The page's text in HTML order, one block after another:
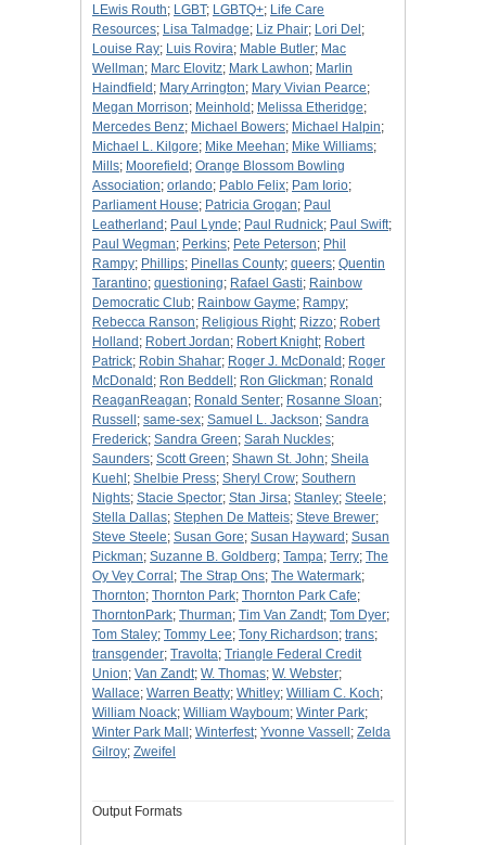
LEwis Routh; LGBT; LGBTQ+; Life Care
Resources; Lisa Talmadge; Liz Phair; Lori Del ;
Louise Ray; Luis Rovira; Mable Butler; Mac
Wellman; Marc Elovitz; Mark Lawhon; Marlin
Haindfield ; Mary Arrington; Mary Vivian Pearce;
Megan Morrison; Meinhold ; Melissa Etheridge;
Mercedes Benz; Michael Bowers; Michael Halpin;
Michael L. Kilgore; Mike Meehan; Mike Williams;
Mills; Moorefield ; Orange Blossom Bowling
Association; orlando; Pablo Felix; Pam Iorio;
Parliament House; Patricia Grogan; Paul
Leatherland ; Paul Lynde; Paul Rudnick; Paul Swift;
Paul Wegman; Perkins; Pete Peterson; Phil
Rampy; Phillips; Pinellas County; queers; Quentin
Tarantino; questioning; Rafael Gasti; Rainbow
Democratic Club; Rainbow Gayme; Rampy;
Rebecca Ranson; Religious Right; Rizzo; Robert
Holland ; Robert Jordan; Robert Knight; Robert
Patrick; Robin Shahar; Roger J. McDonald ; Roger
McDonald ; Ron Beddell ; Ron Glickman; Ronald
ReaganReagan; Ronald Senter; Rosanne Sloan;
Russell ; same-sex; Samuel L. Jackson; Sandra
Frederick; Sandra Green; Sarah Nuckles;
Saunders; Scott Green; Shawn St. John; Sheila
Kuehl ; Shelbie Press; Sheryl Crow; Southern
Nights; Stacie Spector; Stan Jirsa; Stanley; Steele;
Stella Dallas; Stephen De Matteis; Steve Brewer;
Steve Steele; Susan Gore; Susan Hayward ; Susan
Pickman; Suzanne B. Goldberg; Tampa; Terry; The
Oy Vey Corral ; The Strap Ons; The Watermark;
Thornton; Thornton Park; Thornton Park Cafe;
ThorntonPark; Thurman; Tim Van Zandt; Tom Dyer;
Tom Staley; Tommy Lee; Tony Richardson; trans;
transgender; Travolta; Triangle Federal Credit
Union; Van Zandt; W. Thomas; W. Webster;
Wallace; Warren Beatty; Whitley; William C. Koch;
William Noack; William Wayboum; Winter Park;
Winter Park Mall ; Winterfest; Yvonne Vassell ; Zelda
Gilroy; Zweifel
Output Formats